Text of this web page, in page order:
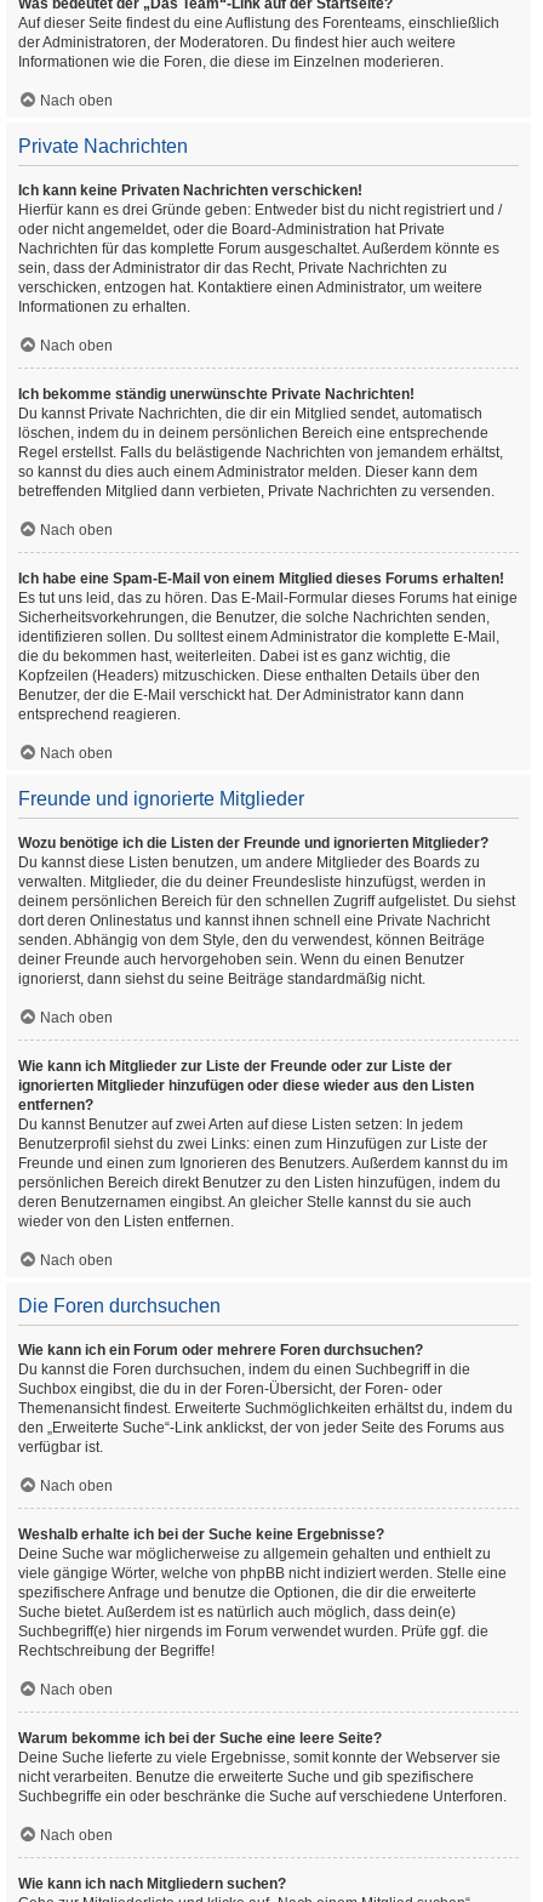
Was bedeutet der „Das Team“-Link auf der Startseite?
Auf dieser Seite findest du eine Auflistung des Forenteams, einschließlich
der Administratoren, der Moderatoren. Du findest hier auch weitere
Informationen wie die Foren, die diese im Einzelnen moderieren.
Nach oben
Private Nachrichten
Ich kann keine Privaten Nachrichten verschicken!
Hierfür kann es drei Gründe geben: Entweder bist du nicht registriert und /
oder nicht angemeldet, oder die Board-Administration hat Private
Nachrichten für das komplette Forum ausgeschaltet. Außerdem könnte es
sein, dass der Administrator dir das Recht, Private Nachrichten zu
verschicken, entzogen hat. Kontaktiere einen Administrator, um weitere
Informationen zu erhalten.
Nach oben
Ich bekomme ständig unerwünschte Private Nachrichten!
Du kannst Private Nachrichten, die dir ein Mitglied sendet, automatisch
löschen, indem du in deinem persönlichen Bereich eine entsprechende
Regel erstellst. Falls du belästigende Nachrichten von jemandem erhältst,
so kannst du dies auch einem Administrator melden. Dieser kann dem
betreffenden Mitglied dann verbieten, Private Nachrichten zu versenden.
Nach oben
Ich habe eine Spam-E-Mail von einem Mitglied dieses Forums erhalten!
Es tut uns leid, das zu hören. Das E-Mail-Formular dieses Forums hat einige
Sicherheitsvorkehrungen, die Benutzer, die solche Nachrichten senden,
identifizieren sollen. Du solltest einem Administrator die komplette E-Mail,
die du bekommen hast, weiterleiten. Dabei ist es ganz wichtig, die
Kopfzeilen (Headers) mitzuschicken. Diese enthalten Details über den
Benutzer, der die E-Mail verschickt hat. Der Administrator kann dann
entsprechend reagieren.
Nach oben
Freunde und ignorierte Mitglieder
Wozu benötige ich die Listen der Freunde und ignorierten Mitglieder?
Du kannst diese Listen benutzen, um andere Mitglieder des Boards zu
verwalten. Mitglieder, die du deiner Freundesliste hinzufügst, werden in
deinem persönlichen Bereich für den schnellen Zugriff aufgelistet. Du siehst
dort deren Onlinestatus und kannst ihnen schnell eine Private Nachricht
senden. Abhängig von dem Style, den du verwendest, können Beiträge
deiner Freunde auch hervorgehoben sein. Wenn du einen Benutzer
ignorierst, dann siehst du seine Beiträge standardmäßig nicht.
Nach oben
Wie kann ich Mitglieder zur Liste der Freunde oder zur Liste der
ignorierten Mitglieder hinzufügen oder diese wieder aus den Listen
entfernen?
Du kannst Benutzer auf zwei Arten auf diese Listen setzen: In jedem
Benutzerprofil siehst du zwei Links: einen zum Hinzufügen zur Liste der
Freunde und einen zum Ignorieren des Benutzers. Außerdem kannst du im
persönlichen Bereich direkt Benutzer zu den Listen hinzufügen, indem du
deren Benutzernamen eingibst. An gleicher Stelle kannst du sie auch
wieder von den Listen entfernen.
Nach oben
Die Foren durchsuchen
Wie kann ich ein Forum oder mehrere Foren durchsuchen?
Du kannst die Foren durchsuchen, indem du einen Suchbegriff in die
Suchbox eingibst, die du in der Foren-Übersicht, der Foren- oder
Themenansicht findest. Erweiterte Suchmöglichkeiten erhältst du, indem du
den „Erweiterte Suche“-Link anklickst, der von jeder Seite des Forums aus
verfügbar ist.
Nach oben
Weshalb erhalte ich bei der Suche keine Ergebnisse?
Deine Suche war möglicherweise zu allgemein gehalten und enthielt zu
viele gängige Wörter, welche von phpBB nicht indiziert werden. Stelle eine
spezifischere Anfrage und benutze die Optionen, die dir die erweiterte
Suche bietet. Außerdem ist es natürlich auch möglich, dass dein(e)
Suchbegriff(e) hier nirgends im Forum verwendet wurden. Prüfe ggf. die
Rechtschreibung der Begriffe!
Nach oben
Warum bekomme ich bei der Suche eine leere Seite?
Deine Suche lieferte zu viele Ergebnisse, somit konnte der Webserver sie
nicht verarbeiten. Benutze die erweiterte Suche und gib spezifischere
Suchbegriffe ein oder beschränke die Suche auf verschiedene Unterforen.
Nach oben
Wie kann ich nach Mitgliedern suchen?